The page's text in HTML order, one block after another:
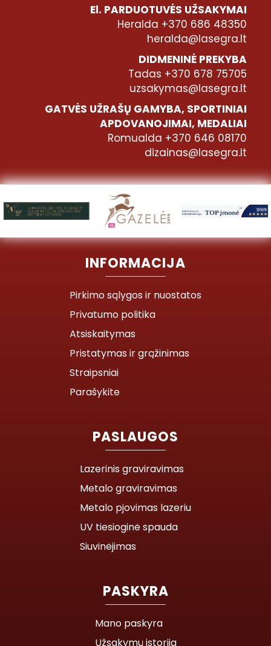
El. PARDUOTUVĖS UŽSAKYMAI
Heralda +370 686 48350
heralda@lasegra.lt
DIDMENINĖ PREKYBA
Tadas +370 678 75705
uzsakymas@lasegra.lt
GATVĖS UŽRAŠŲ GAMYBA, SPORTINIAI
APDOVANOJIMAI, MEDALIAI
Romualda +370 646 08170
dizainas@lasegra.lt
INFORMACIJA
Pirkimo sąlygos ir nuostatos
Privatumo politika
Atsiskaitymas
Pristatymas ir grąžinimas
Straipsniai
Parašykite
PASLAUGOS
Lazerinis graviravimas
Metalo graviravimas
Metalo pjovimas lazeriu
UV tiesioginė spauda
Siuvinėjimas
PASKYRA
Mano paskyra
Užsakymų istorija